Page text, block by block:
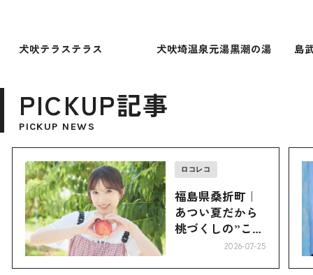
犬吠テラステラス 犬吠埼温泉元湯黒潮の湯 島
PICKUP記事
PICKUP NEWS
ロコレコ
福島県桑折町｜
あつい夏だから
桃づくしの”こお
2026-07-25